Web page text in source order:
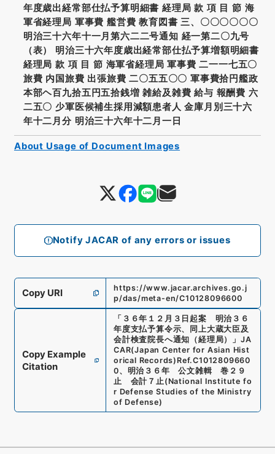
Notify JACAR of any errors or issues
年度歳出経常部仕払予算明細書 経理局 款 項 目 節 海
軍省経理局 軍事費 艦営費 教育図書 三、〇〇〇〇〇〇
明治三十六年十一月第六二二号通知 経一第二〇九号
（表） 明治三十六年度歳出経常部仕払予算増額明細書
経理局 款 項 目 節 海軍省経理局 軍事費 二一一七五〇
旅費 内国旅費 出張旅費 二〇五五〇〇 軍事費拾円艦政
本部ヘ百九拾五円五拾銭増 雑給及雑費 給与 報酬費 六
二五〇 少軍医候補生採用減額患者人 金庫月別三十六
年十二月分 明治三十六年十二月一日
Copy URI
https://www.jacar.archives.go.j
p/das/meta-en/C10128096600
Copy Example
Citation
「 ３６年１２月３日起案 明治３６
年度支払予算令示、同上大蔵大臣及
会計検査院長へ通知（経理局）
」 JA
CAR(Japan Center for Asian Hist
orical Records) Ref.C1012809660
0、 明治３６年 公文雑輯 巻２９
止 会計７止(National Institute fo
r Defense Studies of the Ministry
of Defense)
About Usage of Document Images